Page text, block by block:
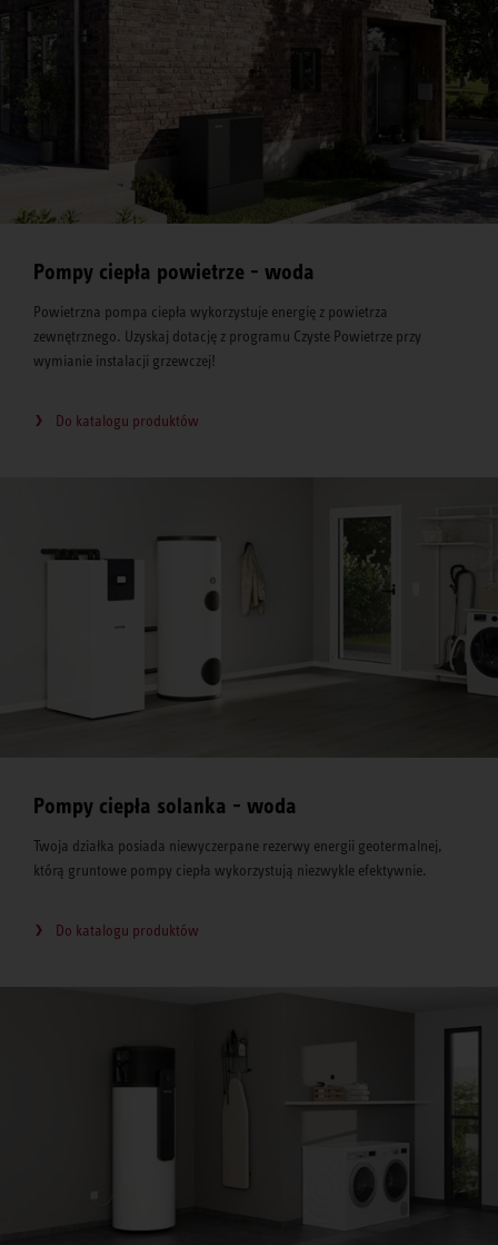
Pompy ciepła powietrze - woda
Powietrzna pompa ciepła wykorzystuje energię z powietrza
zewnętrznego. Uzyskaj dotację z programu Czyste Powietrze przy
wymianie instalacji grzewczej!
Do katalogu produktów
Pompy ciepła solanka - woda
Twoja działka posiada niewyczerpane rezerwy energii geotermalnej,
którą gruntowe pompy ciepła wykorzystują niezwykle efektywnie.
Do katalogu produktów